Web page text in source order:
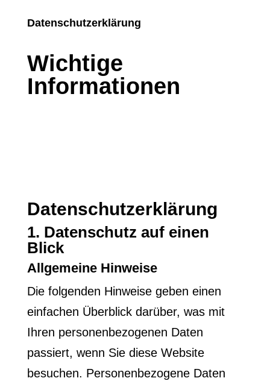
Datenschutzerklärung
Wichtige
Informationen
Datenschutz­erklärung
1. Datenschutz auf einen
Blick
Allgemeine Hinweise
Die folgenden Hinweise geben einen
einfachen Überblick darüber, was mit
Ihren personenbezogenen Daten
passiert, wenn Sie diese Website
besuchen. Personenbezogene Daten